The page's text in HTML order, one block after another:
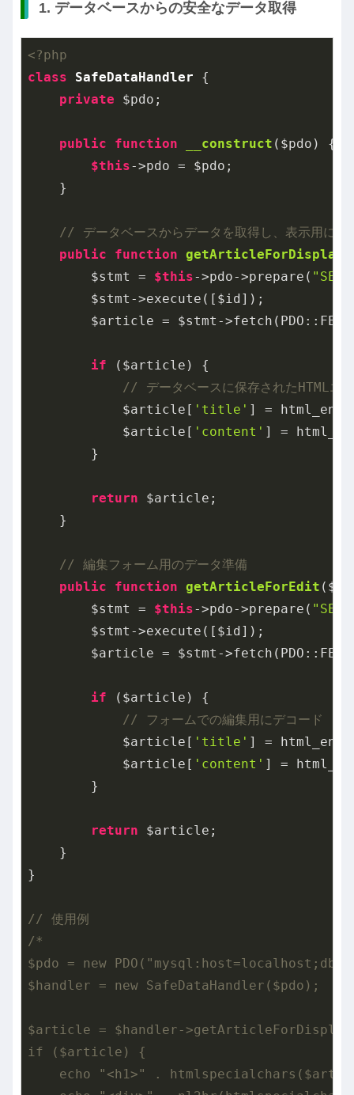
1. データベースからの安全なデータ取得
<?php
class
SafeDataHandler
{
private $pdo;
public function __construct ($pdo)
{
$this->pdo = $pdo;
    }
// データベースからデータを取得し、表示用にデ
public
function getArticleForDisplay
        $stmt =
$this->pdo->prepare(
        $stmt->execute([$id]);
$article = $stmt-
if ($article) {
// データベースに保存されたHTMLエ
            $article[
'title' ] =
            $article[
'content' ] =
        }
return $article;
    }
// 編集フォーム用のデータ準備
public
function getArticleForEdit
        $stmt =
$this->pdo->prepare(
        $stmt->execute([$id]);
$article = $stmt-
if ($article) {
// フォームでの編集用にデコード
            $article[
'title' ] =
            $article[
'content' ] =
        }
return $article;
    }
}
// 使用例
/*
$pdo = new
$handler = new SafeDataHandler($pdo);
$article = $handler-
if ($article) {
echo "<h1>" .